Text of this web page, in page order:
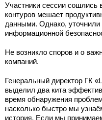
Участники сессии сошлись
контуров мешает
данными. Однако, уточнили
информационной
Не возникло споров и о
компаний.
Генеральный директор ГК
выделил два кита
время обнаружения
насколько быстро мы
история. Если мы